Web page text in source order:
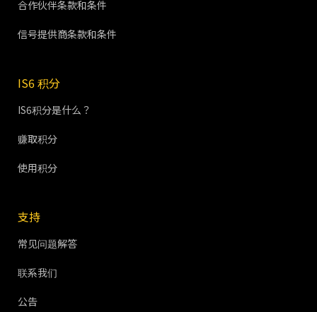
合作伙伴条款和条件
信号提供商条款和条件
IS6 积分
IS6积分是什么？
赚取积分
使用积分
支持
常见问题解答
联系我们
公告